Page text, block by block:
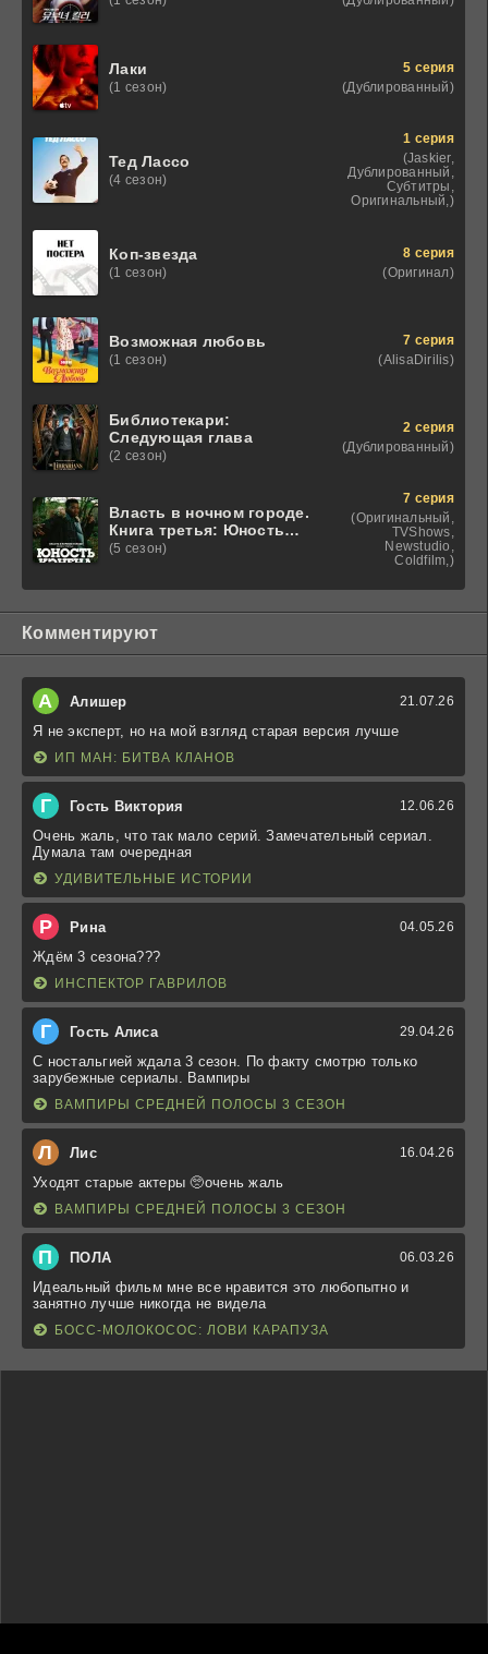
Лаки
(1 сезон)
5 серия
(Дублированный)
Тед Лассо
(4 сезон)
1 серия
(Jaskier,
Дублированный,
Субтитры,
Оригинальный,)
Коп-звезда
(1 сезон)
8 серия
(Оригинал)
Возможная любовь
(1 сезон)
7 серия
(AlisaDirilis)
Библиотекари:
Следующая глава
(2 сезон)
2 серия
(Дублированный)
Власть в ночном городе.
Книга третья: Юность
Кэнена
(5 сезон)
7 серия
(Оригинальный,
TVShows,
Newstudio,
Coldfilm,)
Комментируют
А Алишер 21.07.26
Я не эксперт, но на мой взгляд старая версия лучше
ИП МАН: БИТВА КЛАНОВ
Г Гость Виктория 12.06.26
Очень жаль, что так мало серий. Замечательный сериал.
Думала там очередная
УДИВИТЕЛЬНЫЕ ИСТОРИИ
Р Рина 04.05.26
Ждём 3 сезона???
ИНСПЕКТОР ГАВРИЛОВ
Г Гость Алиса 29.04.26
С ностальгией ждала 3 сезон. По факту смотрю только
зарубежные сериалы. Вампиры
ВАМПИРЫ СРЕДНЕЙ ПОЛОСЫ 3 СЕЗОН
Л Лис 16.04.26
Уходят старые актеры 🥺очень жаль
ВАМПИРЫ СРЕДНЕЙ ПОЛОСЫ 3 СЕЗОН
П ПОЛА 06.03.26
Идеальный фильм мне все нравится это любопытно и
занятно лучше никогда не видела
БОСС-МОЛОКОСОС: ЛОВИ КАРАПУЗА